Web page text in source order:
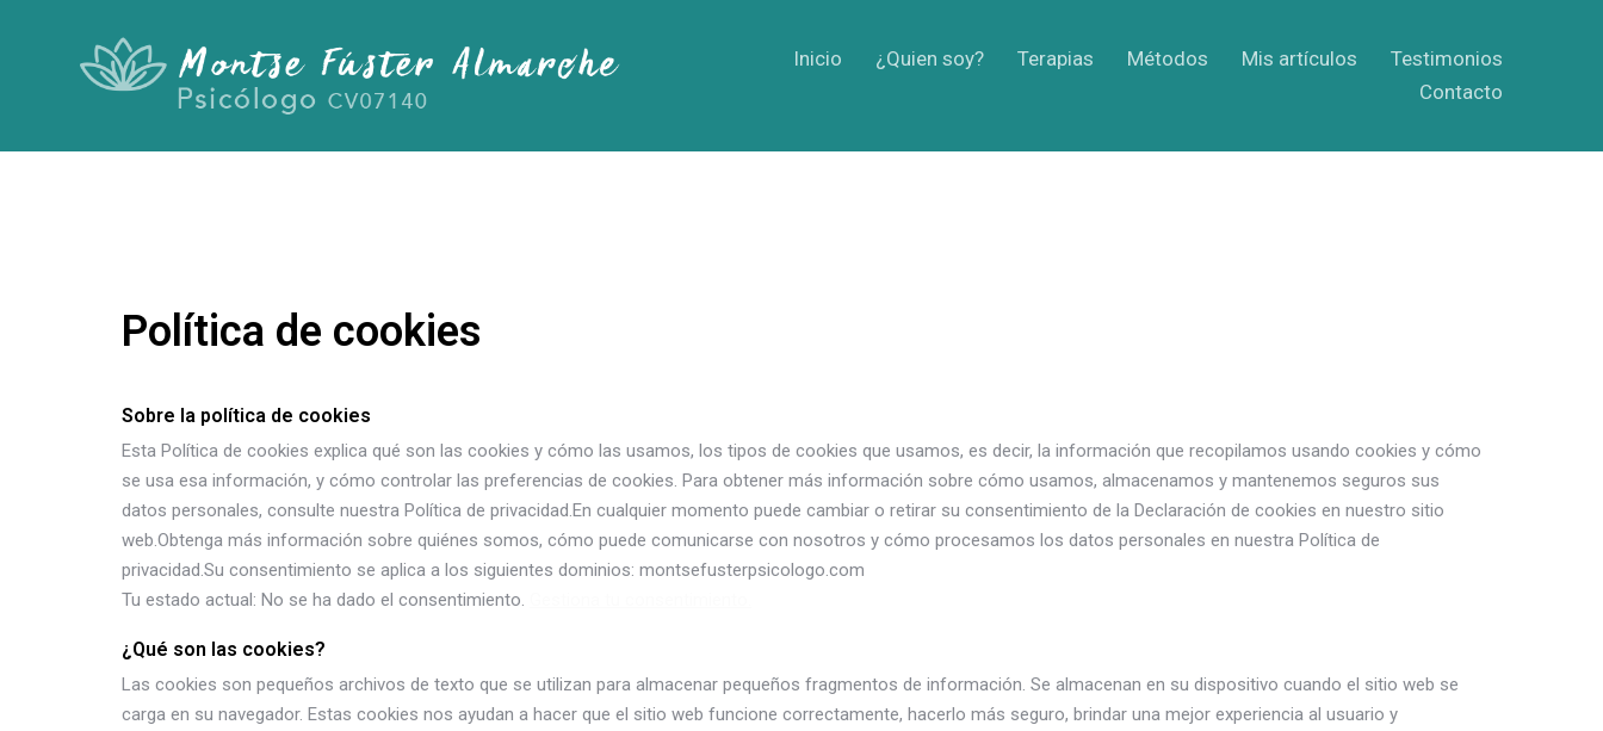
Inicio ¿Quien soy? Terapias Métodos Mis artículos
Testimonios
Contacto
Política de cookies
Sobre la política de cookies
Esta Política de cookies explica qué son las cookies y cómo las usamos, los tipos de cookies que usamos, es decir, la información que recopilamos usando cookies y cómo
se usa esa información, y cómo controlar las preferencias de cookies. Para obtener más información sobre cómo usamos, almacenamos y mantenemos seguros sus
datos personales, consulte nuestra Política de privacidad.En cualquier momento puede cambiar o retirar su consentimiento de la Declaración de cookies en nuestro sitio
web.Obtenga más información sobre quiénes somos, cómo puede comunicarse con nosotros y cómo procesamos los datos personales en nuestra Política de
privacidad.Su consentimiento se aplica a los siguientes dominios: montsefusterpsicologo.com
Tu estado actual: No se ha dado el consentimiento.
¿Qué son las cookies?
Las cookies son pequeños archivos de texto que se utilizan para almacenar pequeños fragmentos de información. Se almacenan en su dispositivo cuando el sitio web se
carga en su navegador. Estas cookies nos ayudan a hacer que el sitio web funcione correctamente, hacerlo más seguro, brindar una mejor experiencia al usuario y